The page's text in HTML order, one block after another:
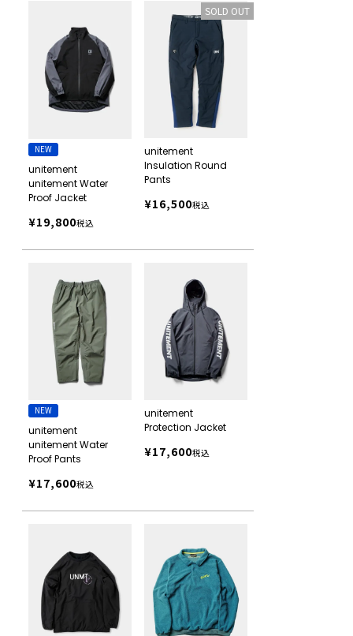
NEW
unitement
unitement Water
Proof Jacket
¥19,800税込
unitement
Insulation Round
Pants
¥16,500税込
SOLD OUT
NEW
unitement
unitement Water
Proof Pants
¥17,600税込
unitement
Protection Jacket
¥17,600税込